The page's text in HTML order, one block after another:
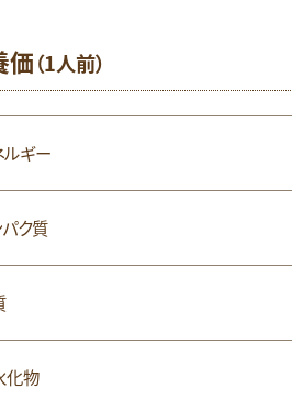
価（1人前）
ルギー
ク質
化物